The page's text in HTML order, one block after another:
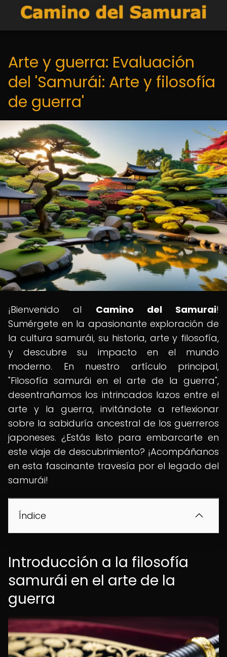
Arte y guerra: Evaluación
del 'Samurái: Arte y filosofía
de guerra'
¡Bienvenido al Camino del Samurai!
Sumérgete en la apasionante exploración de
la cultura samurái, su historia, arte y filosofía,
y descubre su impacto en el mundo
moderno. En nuestro artículo principal,
"Filosofía samurái en el arte de la guerra",
desentrañamos los intrincados lazos entre el
arte y la guerra, invitándote a reflexionar
sobre la sabiduría ancestral de los guerreros
japoneses. ¿Estás listo para embarcarte en
este viaje de descubrimiento? ¡Acompáñanos
en esta fascinante travesía por el legado del
samurái!
Índice
Introducción a la filosofía
samurái en el arte de la
guerra